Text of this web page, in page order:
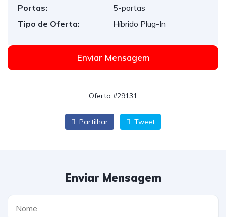
Portas:
5-portas
Tipo de Oferta:
Híbrido Plug-In
Enviar Mensagem
Oferta #29131
Partilhar Tweet
Enviar Mensagem